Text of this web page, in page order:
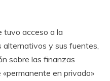
tuvo acceso a la
y sus fuentes,
sobre las finanzas
en privado»